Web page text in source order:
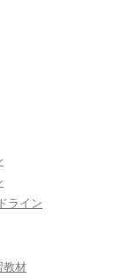
ライン
教材